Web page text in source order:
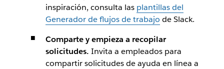
inspiración, consulta las plantillas del
Generador de flujos de trabajo de Slack.
Comparte y empieza a recopilar
solicitudes. Invita a empleados para
compartir solicitudes de ayuda en línea a